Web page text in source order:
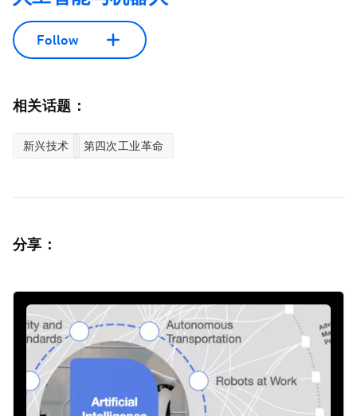
Follow
相关话题：
新兴技术 第四次工业革命
分享：